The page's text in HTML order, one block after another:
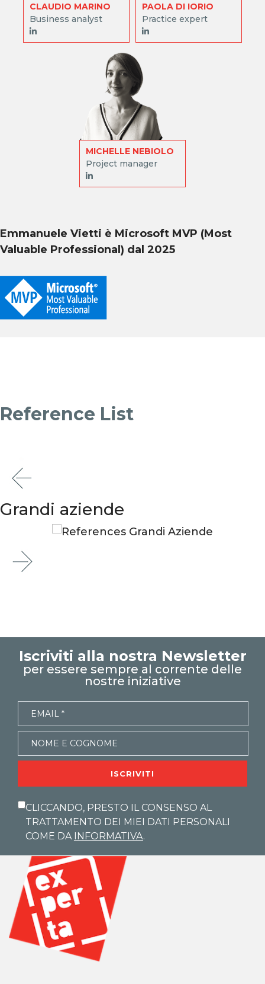
CLAUDIO MARINO
Business analyst
PAOLA DI IORIO
Practice expert
MICHELLE NEBIOLO
Project manager
Emmanuele Vietti è Microsoft MVP (Most
Valuable Professional) dal 2025
Reference List
Grandi aziende
Iscriviti alla nostra Newsletter
per essere sempre al corrente delle
nostre iniziative
ISCRIVITI
CLICCANDO, PRESTO IL CONSENSO AL
TRATTAMENTO DEI MIEI DATI PERSONALI
COME DA INFORMATIVA.